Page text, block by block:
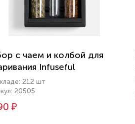
с чаем и колбой для
Infuseful
212 шт
20505
₽